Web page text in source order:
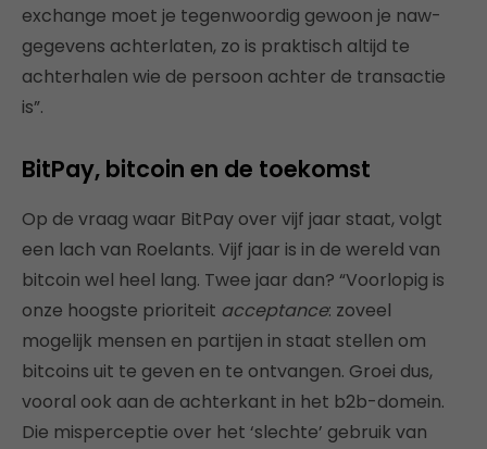
exchange moet je tegenwoordig gewoon je naw-
gegevens achterlaten, zo is praktisch altijd te
achterhalen wie de persoon achter de transactie
is”.
BitPay, bitcoin en de toekomst
Op de vraag waar BitPay over vijf jaar staat, volgt
een lach van Roelants. Vijf jaar is in de wereld van
bitcoin wel heel lang. Twee jaar dan? “Voorlopig is
onze hoogste prioriteit acceptance: zoveel
mogelijk mensen en partijen in staat stellen om
bitcoins uit te geven en te ontvangen. Groei dus,
vooral ook aan de achterkant in het b2b-domein.
Die misperceptie over het ‘slechte’ gebruik van